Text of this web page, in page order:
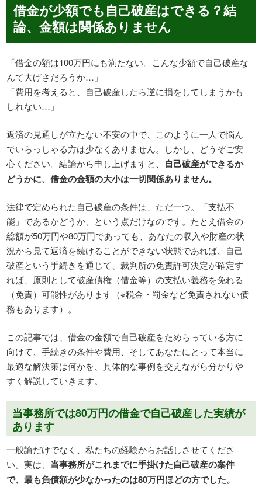
借金が少額でも自己破産はできる？結
論、金額は関係ありません
「借金の額は100万円にも満たない。こんな少額で自己破産な
んて大げさだろうか…」
「費用を考えると、自己破産したら逆に損をしてしまうかも
しれない…」
返済の見通しが立たない不安の中で、このように一人で悩ん
でいらっしゃる方は少なくありません。しかし、どうぞご安
心ください。結論から申し上げますと、 自己破産ができるか
どうかに、借金の金額の大小は一切関係ありません。
法律で定められた自己破産の条件は、ただ一つ。「支払不
能」であるかどうか、という点だけなのです。たとえ借金の
総額が50万円や80万円であっても、あなたの収入や財産の状
況から見て返済を続けることができない状態であれば、自己
破産という手続きを通じて、裁判所の免責許可決定が確定す
れば、原則として破産債権（借金等）の支払い義務を免れる
（免責）可能性があります（※税金・罰金など免責されない債
務もあります）。
この記事では、借金の金額で自己破産をためらっている方に
向けて、手続きの条件や費用、そしてあなたにとって本当に
最適な解決策は何かを、具体的な事例を交えながら分かりや
すく解説していきます。
当事務所では80万円の借金で自己破産した実績が
あります
一般論だけでなく、私たちの経験からお話しさせてくださ
い。実は、 当事務所がこれまでに手掛けた自己破産の案件
で、最も負債額が少なかったのは80万円ほどの方でした。